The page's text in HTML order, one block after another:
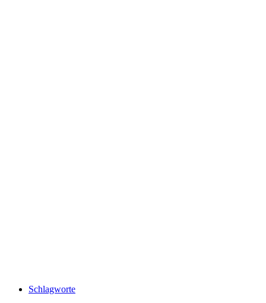
Schlagworte